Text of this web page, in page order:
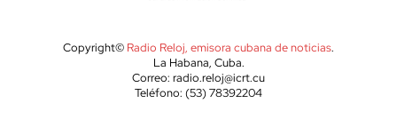
Copyright© Radio Reloj, emisora cubana de noticias.
La Habana, Cuba.
Correo: radio.reloj@icrt.cu
Teléfono: (53) 78392204